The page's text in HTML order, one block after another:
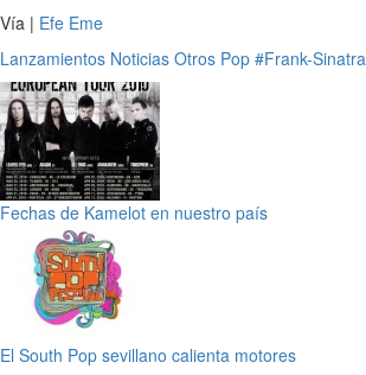
Vía | Efe Eme
Lanzamientos Noticias Otros Pop #Frank-Sinatra
Fechas de Kamelot en nuestro país
El South Pop sevillano calienta motores